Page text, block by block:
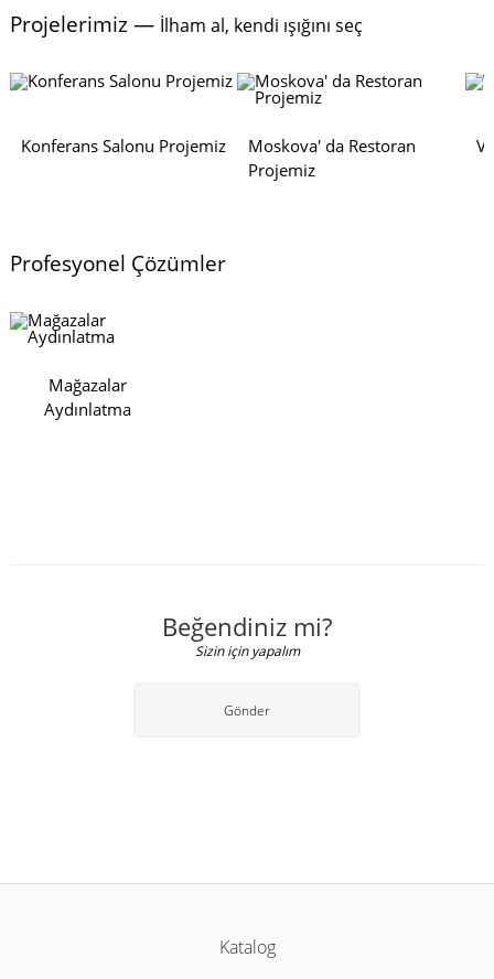
Projelerimiz — İlham al, kendi ışığını seç
Konferans Salonu Projemiz
Moskova' da Restoran
Projemiz
Profesyonel Çözümler
Mağazalar
Aydınlatma
Beğendiniz mi?
Sizin için yapalım
Gönder
Katalog